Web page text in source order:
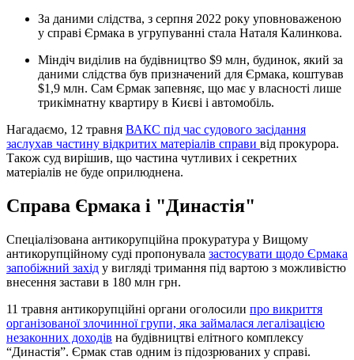
За даними слідства, з серпня 2022 року уповноваженою
у справі Єрмака в угрупуванні стала Наталя Калинкова.
Міндіч виділив на будівництво $9 млн, будинок, який за
даними слідства був призначений для Єрмака, коштував
$1,9 млн. Сам Єрмак запевняє, що має у власності лише
трикімнатну квартиру в Києві і автомобіль.
Нагадаємо, 12 травня ВАКС під час судового засідання
заслухав частину відкритих матеріалів справи від прокурора.
Також суд вирішив, що частина чутливих і секретних
матеріалів не буде оприлюднена.
Справа Єрмака і "Династія"
Спеціалізована антикорупційна прокуратура у Вищому
антикорупційному суді пропонувала застосувати щодо Єрмака
запобіжний захід у вигляді тримання під вартою з можливістю
внесення застави в 180 млн грн.
11 травня антикорупційні органи оголосили про викриття
організованої злочинної групи, яка займалася легалізацією
незаконних доходів на будівництві елітного комплексу
“Династія”. Єрмак став одним із підозрюваних у справі.